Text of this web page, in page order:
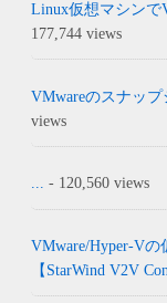
Linux仮想マシンで
177,744 views
VMwareのスナッ
views
... - 120,560 views
VMware/Hyper-V
【StarWind V2V